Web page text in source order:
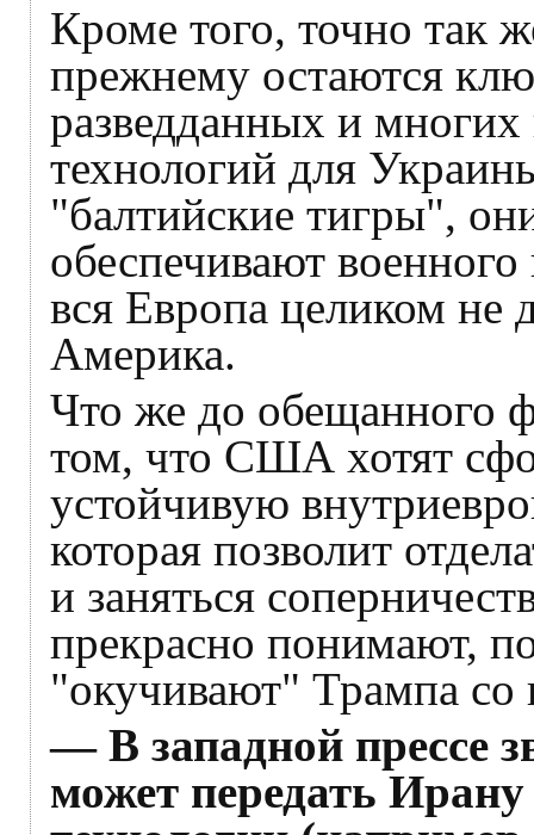
Кроме того, точно так
прежнему остаются
разведданных и
технологий для
"балтийские тигры",
обеспечивают
вся Европа целиком не
Америка.
Что же до обещанного
том, что США хотят
устойчивую
которая позволит
и заняться
прекрасно понимают,
"окучивают" Трампа со
— В западной прессе
может передать